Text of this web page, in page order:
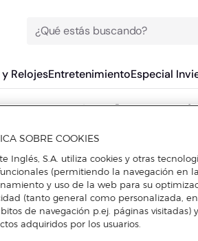
¿Qué estás buscando?
RelojesEntretenimientoEspecial
Outlet
SOBRE COOKIES
Inglés, S.A. utiliza cookies y otras
(permitiendo la navegación en
y uso de la web para su
(tanto general como personalizada,
de navegación p.ej. páginas
adquiridos por los usuarios.